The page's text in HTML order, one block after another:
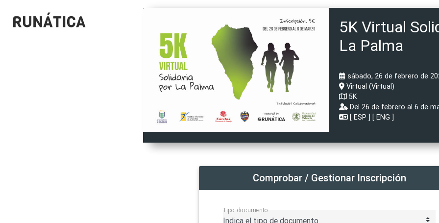
5K Virtual
La Palma
sábado, 26 de febrero de
Virtual (Virtual)
5K
Del 26 de febrero al 6 de
[ ESP ] [ ENG ]
Comprobar / Gestionar Inscripción
Tipo documento